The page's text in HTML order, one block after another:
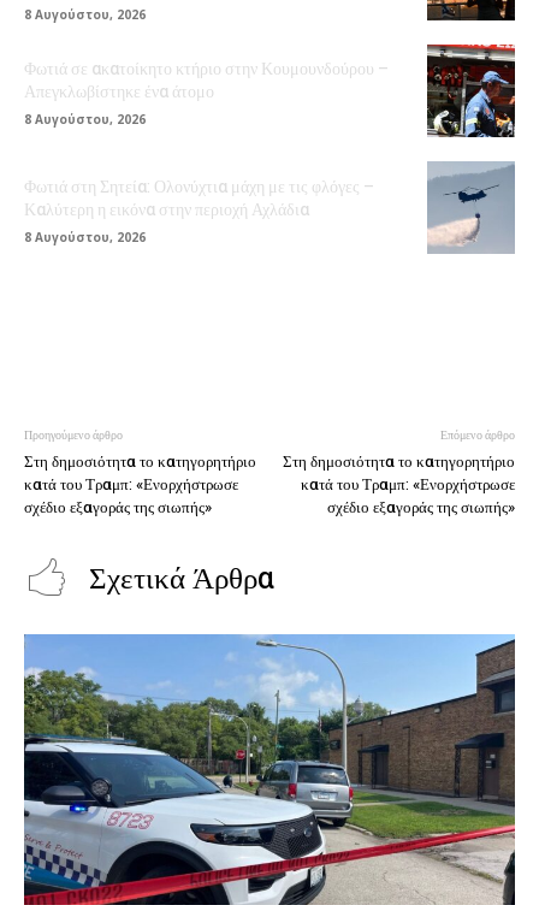
8 Αυγούστου, 2026
Φωτιά σε ακατοίκητο κτήριο στην Κουμουνδούρου –
Απεγκλωβίστηκε ένα άτομο
8 Αυγούστου, 2026
Φωτιά στη Σητεία: Ολονύχτια μάχη με τις φλόγες –
Καλύτερη η εικόνα στην περιοχή Αχλάδια
8 Αυγούστου, 2026
Προηγούμενο άρθρο
Στη δημοσιότητα το κατηγορητήριο
κατά του Τραμπ: «Ενορχήστρωσε
σχέδιο εξαγοράς της σιωπής»
Επόμενο άρθρο
Στη δημοσιότητα το κατηγορητήριο
κατά του Τραμπ: «Ενορχήστρωσε
σχέδιο εξαγοράς της σιωπής»
Σχετικά Άρθρα